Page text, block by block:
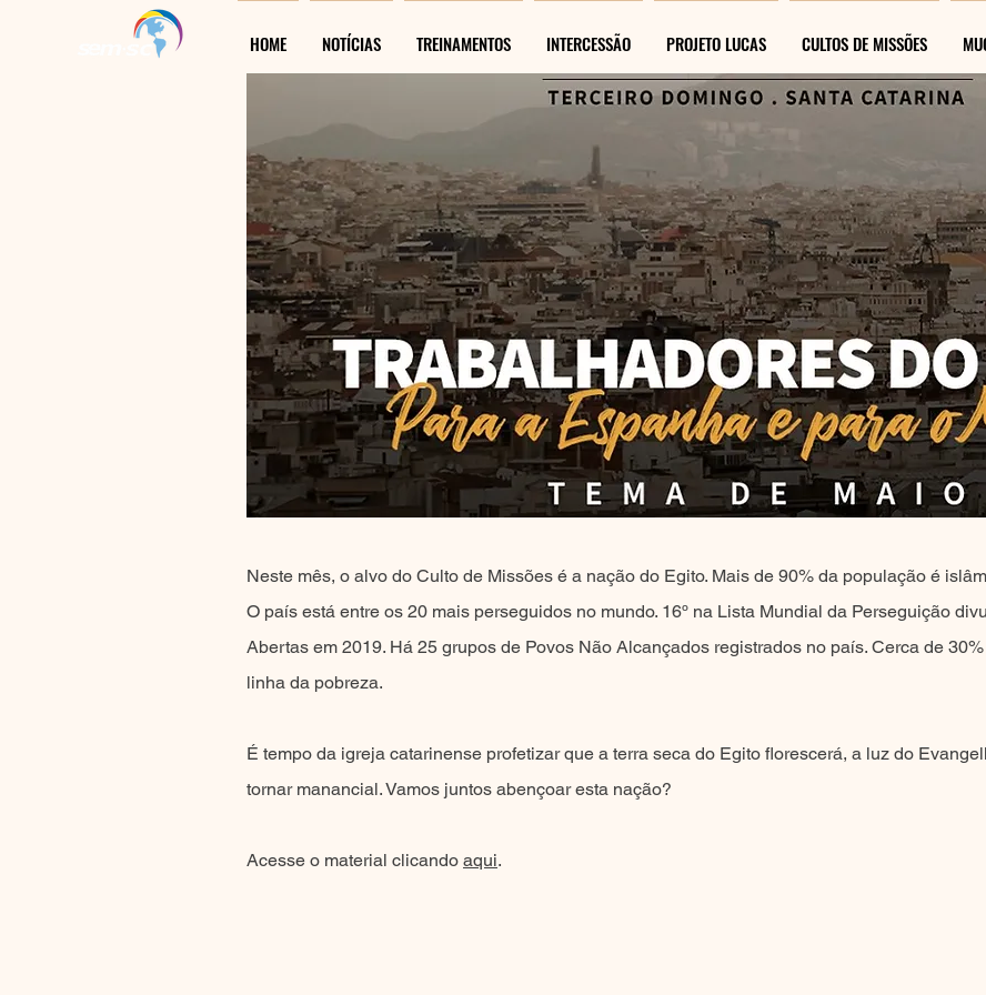
HOME NOTÍCIAS TREINAMENTOS INTERCESSÃO PROJETO LUCAS CULTOS DE MISSÕES
Neste mês, o alvo do Culto de Missões é a nação do Egito. Mais de 90% da população é
O país está entre os 20 mais perseguidos no mundo. 16º na Lista Mundial da Perseguição
Abertas em 2019. Há 25 grupos de Povos Não Alcançados registrados no país. Cerca de
linha da pobreza.
É tempo da igreja catarinense profetizar que a terra seca do Egito florescerá, a luz do
tornar manancial. Vamos juntos abençoar esta nação?
Acesse o material clicando aqui.